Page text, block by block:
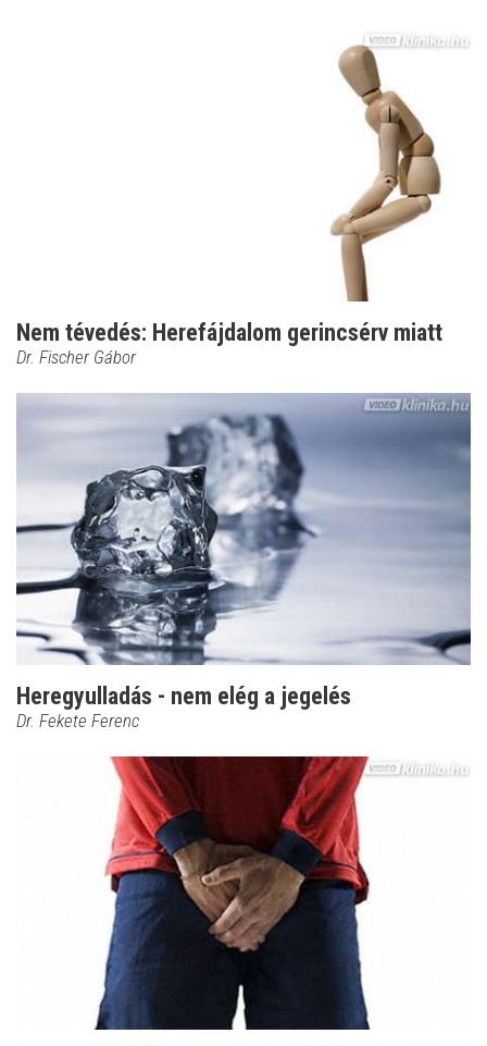
Nem tévedés: Herefájdalom gerincsérv miatt
Dr. Fischer Gábor
Heregyulladás - nem elég a jegelés
Dr. Fekete Ferenc